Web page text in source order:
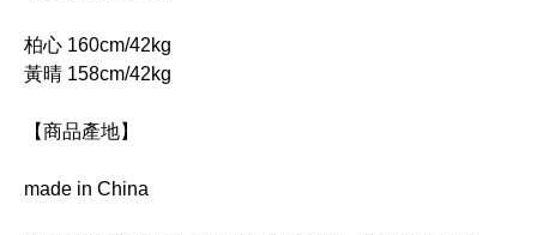
柏心 160cm/42kg
黃晴 158cm/42kg
【商品產地】
made in China